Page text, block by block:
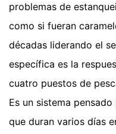
problemas de
como si fueran
décadas liderando el
específica es la
cuatro puestos de
Es un sistema
que duran varios días